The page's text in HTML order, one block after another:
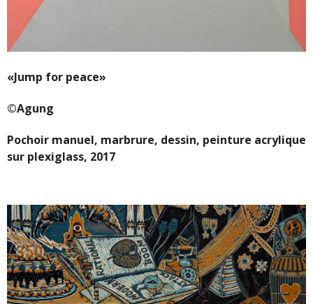
«Jump for peace»
©Agung
Pochoir manuel, marbrure, dessin, peinture acrylique
sur plexiglass, 2017